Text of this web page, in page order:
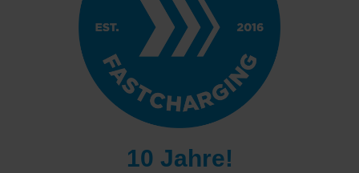
10 Jahre!